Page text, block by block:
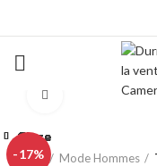
Click to enlarge
Home Mode Hommes
-17%
Close
Close
Close
Close
Close
Close
Close